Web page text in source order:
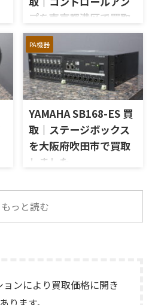
のです。 JBL C50 OLYMPUS
S7Rは、Olympus専用エンクロ
ージャーにLE15Aウーファー、
PR15パッシブラジエーター、
LE85ドライバー、HL91ホー
ン、LX5ネットワークなどを組
み合わせたヴィンテージJBLの
スピーカーシステムです。査定
では、左右ペアの音 ...
プを東京都港区で買取
しました
東京都港区で、Mark Levinson
のコントロールアンプ
「No.26L / PLS-226L」を出張
買取させていただきました。
今回のお品物は、アンプ部
No.26Lと外部電源部PLS-226L
で構成されるセパレートタイ
プのプリアンプで、左右チャン
ネルの音出し状態、入力切
替、ボリューム、バランス、
ォノカードやバランス入力カ
ードの有無、電源部の状態、
接続ケーブル、外観コンディシ
PA機器
YAMAHA SB168-ES 買
取｜ステージボックス
を大阪府吹田市で買取
しました
テージボックス「SB168-ES」
を出張買取させていただきま
IN/OUT、NETWORK端子、ヘッ
ドアンプリモート、ファンタム
もっと読む
ンにより買取価格に開き